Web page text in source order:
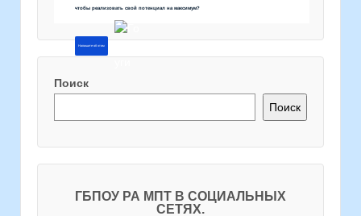
чтобы реализовать свой потенциал на максимум?
Напишите об этом
Поиск
Поиск
ГБПОУ РА МПТ В СОЦИАЛЬНЫХ
СЕТЯХ.